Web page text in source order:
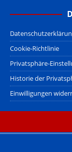
Cookie-Richtlinie
Privatsphäre-
Historie der
Einwilligungen